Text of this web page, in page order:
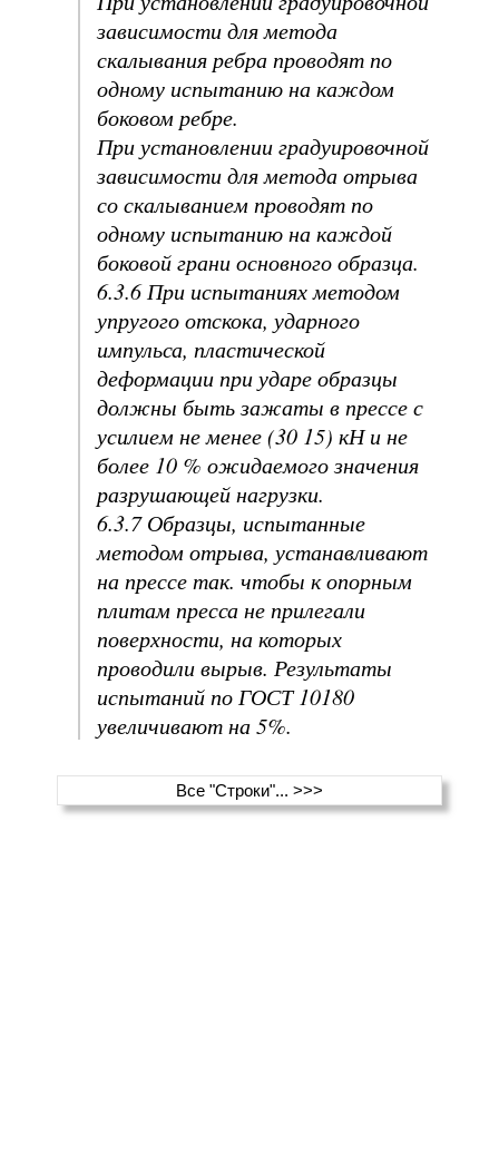
зависимости для метода
скалывания ребра проводят по
одному испытанию на каждом
боковом ребре.
При установлении градуировочной
зависимости для метода отрыва
со скалыванием проводят по
одному испытанию на каждой
боковой грани основного образца.
6.3.6 При испытаниях методом
упругого отскока, ударного
импульса, пластической
деформации при ударе образцы
должны быть зажаты в прессе с
усилием не менее (30 15) кН и не
более 10 % ожидаемого значения
разрушающей нагрузки.
6.3.7 Образцы, испытанные
методом отрыва, устанавливают
на прессе так. чтобы к опорным
плитам пресса не прилегали
поверхности, на которых
проводили вырыв. Результаты
испытаний по ГОСТ 10180
увеличивают на 5%.
Все "Строки"... >>>